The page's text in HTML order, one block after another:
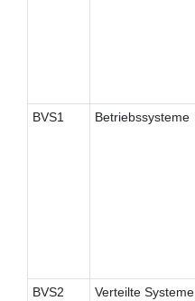
BVS1 Betriebssysteme
BVS2 Verteilte Systeme